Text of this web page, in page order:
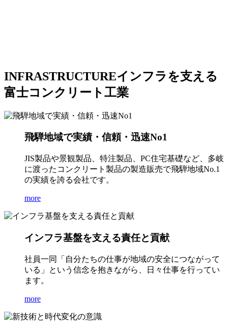
INFRASTRUCTUREインフラを支える
富士コンクリート工業
飛騨地域で実績・信頼・迅速No1
JIS製品や景観製品、特注製品、PC住宅基礎など、多岐
に渡ったコンクリート製品の製造販売で飛騨地域No.1
の実績を誇る会社です。
more
インフラ基盤を支える責任と貢献
社員一同「自分たちの仕事が地域の安全につながって
いる」という信念を抱きながら、日々仕事を行ってい
ます。
more